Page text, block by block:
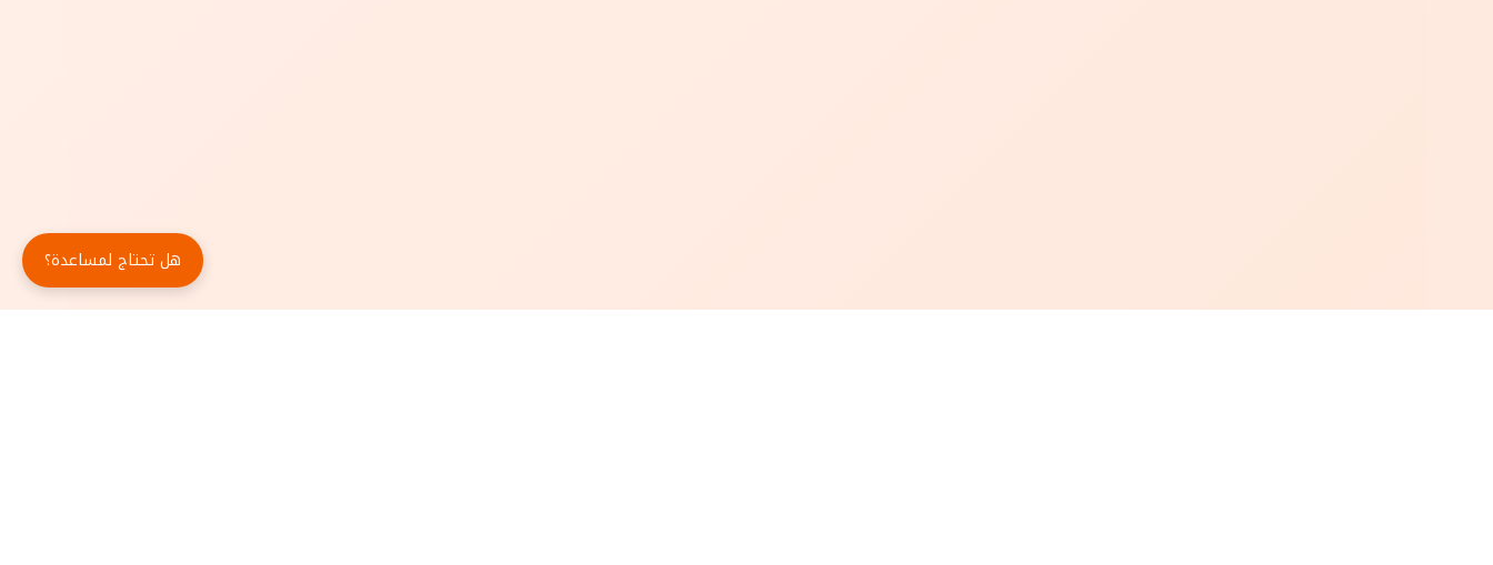
هل تحتاج لمساعدة؟